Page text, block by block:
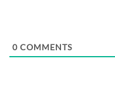
0 COMMENTS